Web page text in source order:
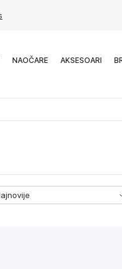
NAOČARE AKSESOARI